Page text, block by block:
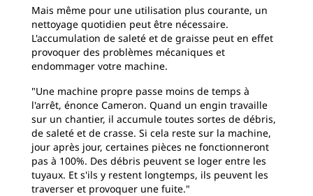
Mais même pour une utilisation plus courante, un
nettoyage quotidien peut être nécessaire.
L'accumulation de saleté et de graisse peut en effet
provoquer des problèmes mécaniques et
endommager votre machine.
"Une machine propre passe moins de temps à
l'arrêt, énonce Cameron. Quand un engin travaille
sur un chantier, il accumule toutes sortes de débris,
de saleté et de crasse. Si cela reste sur la machine,
jour après jour, certaines pièces ne fonctionneront
pas à 100%. Des débris peuvent se loger entre les
tuyaux. Et s'ils y restent longtemps, ils peuvent les
traverser et provoquer une fuite."